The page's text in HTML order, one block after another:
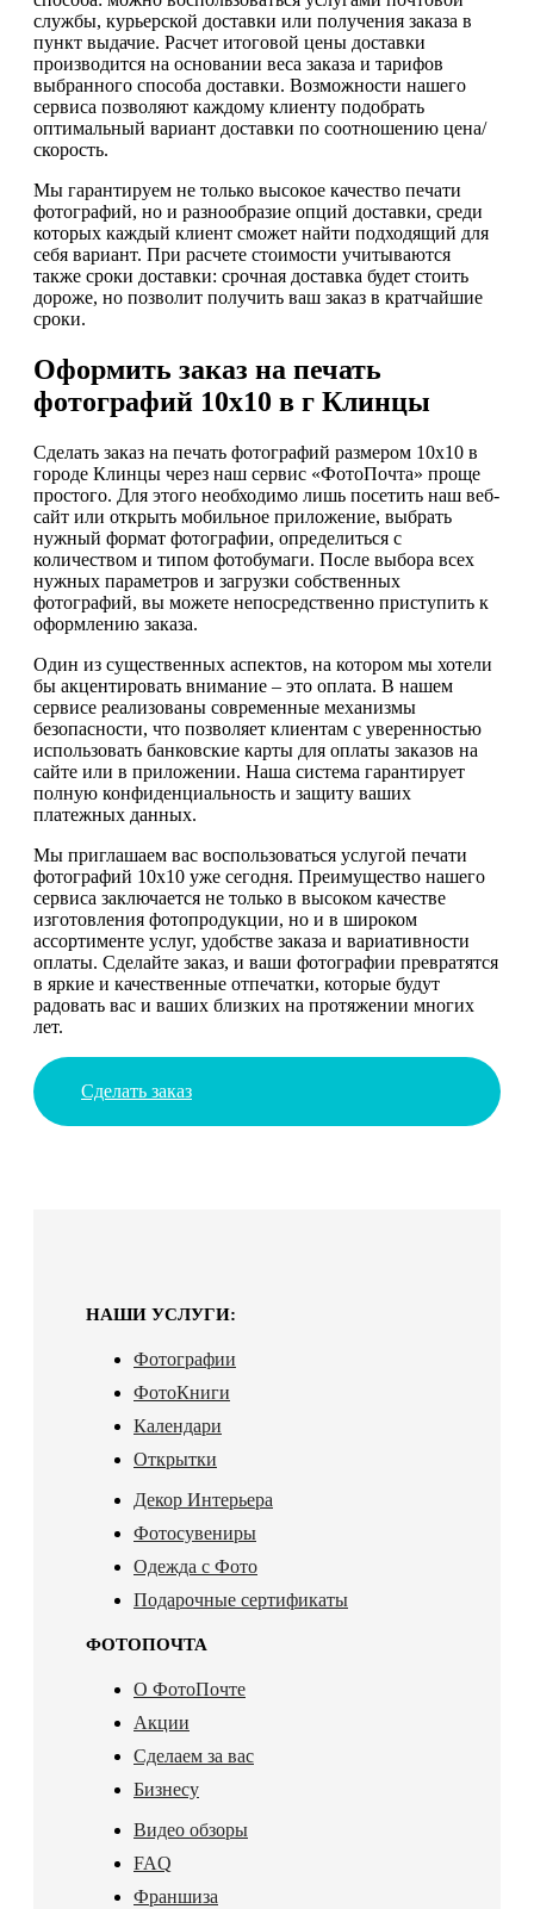
службы, курьерской доставки или получения заказа в
пункт выдачие. Расчет итоговой цены доставки
производится на основании веса заказа и тарифов
выбранного способа доставки. Возможности нашего
сервиса позволяют каждому клиенту подобрать
оптимальный вариант доставки по соотношению цена/
скорость.
Мы гарантируем не только высокое качество печати
фотографий, но и разнообразие опций доставки, среди
которых каждый клиент сможет найти подходящий для
себя вариант. При расчете стоимости учитываются
также сроки доставки: срочная доставка будет стоить
дороже, но позволит получить ваш заказ в кратчайшие
сроки.
Оформить заказ на печать
фотографий 10х10 в г Клинцы
Сделать заказ на печать фотографий размером 10х10 в
городе Клинцы через наш сервис «ФотоПочта» проще
простого. Для этого необходимо лишь посетить наш веб-
сайт или открыть мобильное приложение, выбрать
нужный формат фотографии, определиться с
количеством и типом фотобумаги. После выбора всех
нужных параметров и загрузки собственных
фотографий, вы можете непосредственно приступить к
оформлению заказа.
Один из существенных аспектов, на котором мы хотели
бы акцентировать внимание – это оплата. В нашем
сервисе реализованы современные механизмы
безопасности, что позволяет клиентам с уверенностью
использовать банковские карты для оплаты заказов на
сайте или в приложении. Наша система гарантирует
полную конфиденциальность и защиту ваших
платежных данных.
Мы приглашаем вас воспользоваться услугой печати
фотографий 10х10 уже сегодня. Преимущество нашего
сервиса заключается не только в высоком качестве
изготовления фотопродукции, но и в широком
ассортименте услуг, удобстве заказа и вариативности
оплаты. Сделайте заказ, и ваши фотографии превратятся
в яркие и качественные отпечатки, которые будут
радовать вас и ваших близких на протяжении многих
лет.
Сделать заказ
НАШИ УСЛУГИ:
Фотографии
ФотоКниги
Календари
Открытки
Декор Интерьера
Фотосувениры
Одежда с Фото
Подарочные сертификаты
ФОТОПОЧТА
О ФотоПочте
Акции
Сделаем за вас
Бизнесу
Видео обзоры
FAQ
Франшиза